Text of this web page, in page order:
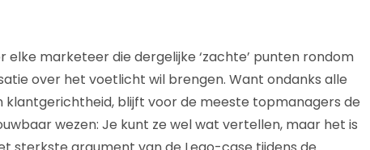
marketeer die dergelijke ‘zachte’ punten rondom
over het voetlicht wil brengen. Want ondanks alle
klantgerichtheid, blijft voor de meeste topmanagers de
wezen: Je kunt ze wel wat vertellen, maar het is